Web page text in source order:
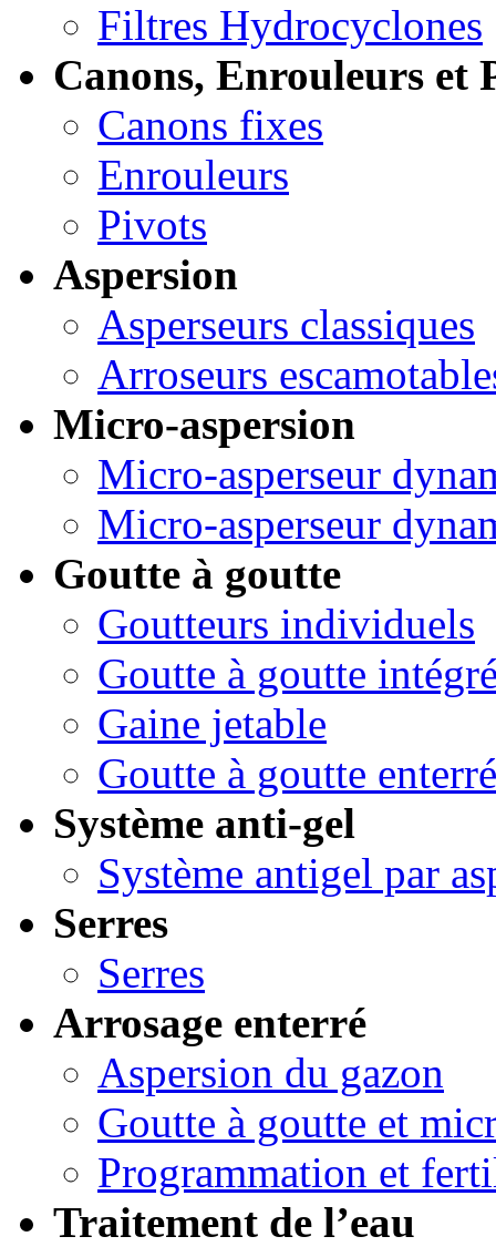
Filtres Hydrocyclones
Canons, Enrouleurs et
Canons fixes
Enrouleurs
Pivots
Aspersion
Asperseurs classiques
Arroseurs
Micro-aspersion
Micro-asperseur
Micro-asperseur
Goutte à goutte
Goutteurs individuels
Goutte à goutte
Gaine jetable
Goutte à goutte enterré
Système anti-gel
Système antigel par
Serres
Serres
Arrosage enterré
Aspersion du gazon
Goutte à goutte et
Programmation et
Traitement de l’eau